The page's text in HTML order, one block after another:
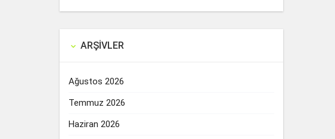
 ARŞIVLER
Ağustos 2026
Temmuz 2026
Haziran 2026